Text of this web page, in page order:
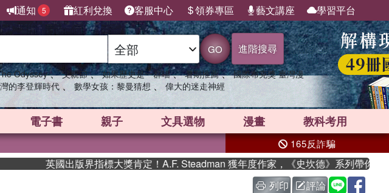
通知 5 紅利兌換 客服中心 領券專區 藝文講座 學習平台
GO 進階搜尋
Odyssey 、 父親節 、 如果歷史是一群喵 、 暑期推薦 、 國際布克獎 臺灣漫
的李登輝時代 、 數學女孩：黎曼猜想 、 偉大的迷走神經
電子書 親子 文具選物 漫畫 教科考用
165反詐騙
英國出版界指標大獎肯定！A.F. Steadman 獲年度作家，《史坎德》系列帶你踏上熱
列印 評論